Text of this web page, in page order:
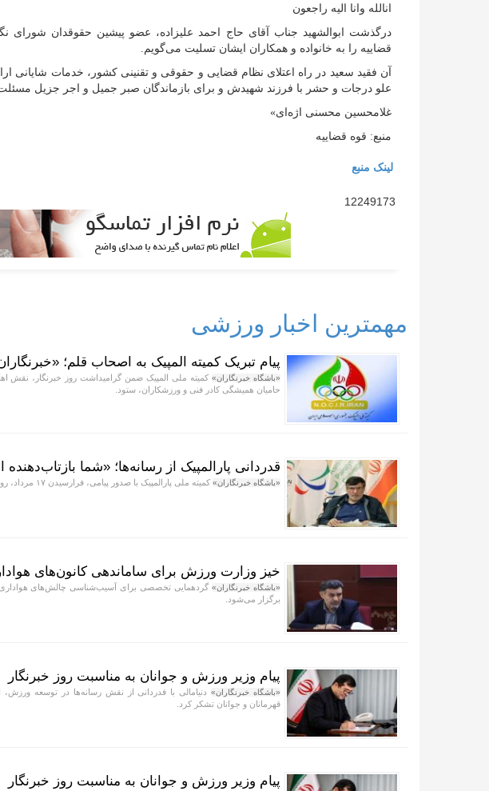
انالله وانا الیه راجعون
درگذشت ابوالشهید جناب آقای حاج احمد علیزاده، عضو پیشین حقوقدان شورای
قضاییه را به خانواده و همکاران ایشان تسلیت می‌گویم.
آن فقید سعید در راه اعتلای نظام قضایی و حقوقی و تقنینی کشور، خدمات شایانی
علو درجات و حشر با فرزند شهیدش و برای بازماندگان صبر جمیل و اجر جزیل
غلامحسین محسنی اژه‌ای»
منبع: قوه قضاییه
لینک منبع
12249173
مهمترین اخبار ورزشی
پیام تبریک کمیته المپیک به اصحاب قلم؛
«باشگاه خبرنگاران»کمیته ملی المپیک ضمن گرامیداشت روز خبرنگار، نقش
حامیان همیشگی کادر فنی و ورزشکاران، ستود.
قدردانی پارالمپیک از رسانه‌ها؛ «شما
«باشگاه خبرنگاران» کمیته ملی پارالمپیک با صدور پیامی، فرارسیدن ۱۷ مرداد، روز خبرنگار را به اصحاب رسانه تبریک گفت.
خیز وزارت ورزش برای ساماندهی کانون‌های
«باشگاه خبرنگاران»گردهمایی تخصصی برای آسیب‌شناسی چالش‌های هواداری و
برگزار می‌شود.
پیام وزیر ورزش و جوانان به مناسبت روز خبرنگار
«باشگاه خبرنگاران»دنیامالی با قدردانی از نقش رسانه‌ها در توسعه
قهرمانان و جوانان تشکر کرد.
پیام وزیر ورزش و جوانان به مناسبت روز خبرنگار